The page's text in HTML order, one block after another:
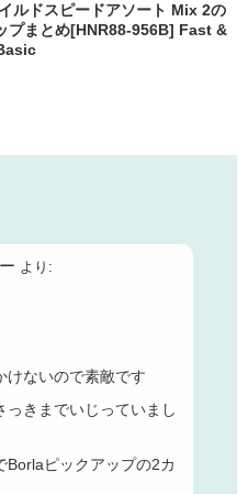
ルドスピードアソート Mix 2の
プまとめ[HNR88-956B] Fast &
より:
けないので素敵です
っきまでいじっていまし
Borlaピックアップの2カ